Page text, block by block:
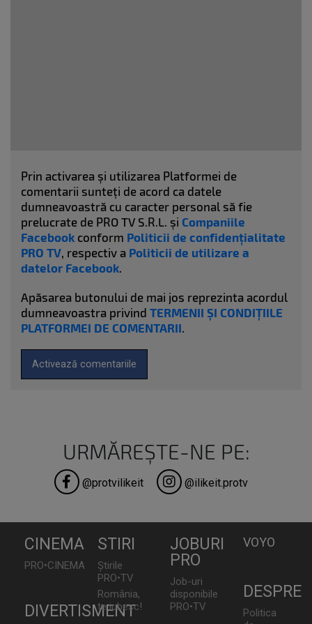
Prin activarea și utilizarea Platformei de
comentarii sunteți de acord ca datele
dumneavoastră cu caracter personal să fie
prelucrate de PRO TV S.R.L. și Companiile
Facebook conform Politicii de confidențialitate
PRO TV, respectiv a Politicii de utilizare a
datelor Facebook.
Apăsarea butonului de mai jos reprezinta acordul
dumneavoastra privind TERMENII ȘI CONDIȚIILE
PLATFORMEI DE COMENTARII.
Activează comentariile
URMĂREȘTE-NE PE:
@protvilikeit @ilikeit.protv
CINEMA
PRO•CINEMA
DIVERTISMENT
STIRI
Știrile
PRO•TV
România,
te iubesc!
JOBURI
PRO
Job-uri
disponibile
PRO•TV
VOYO
DESPRE
Politica